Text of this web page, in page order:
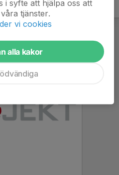
i syfte att hjälpa oss att
tjänster.
vi cookies
alla kakor